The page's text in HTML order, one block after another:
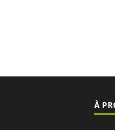
À